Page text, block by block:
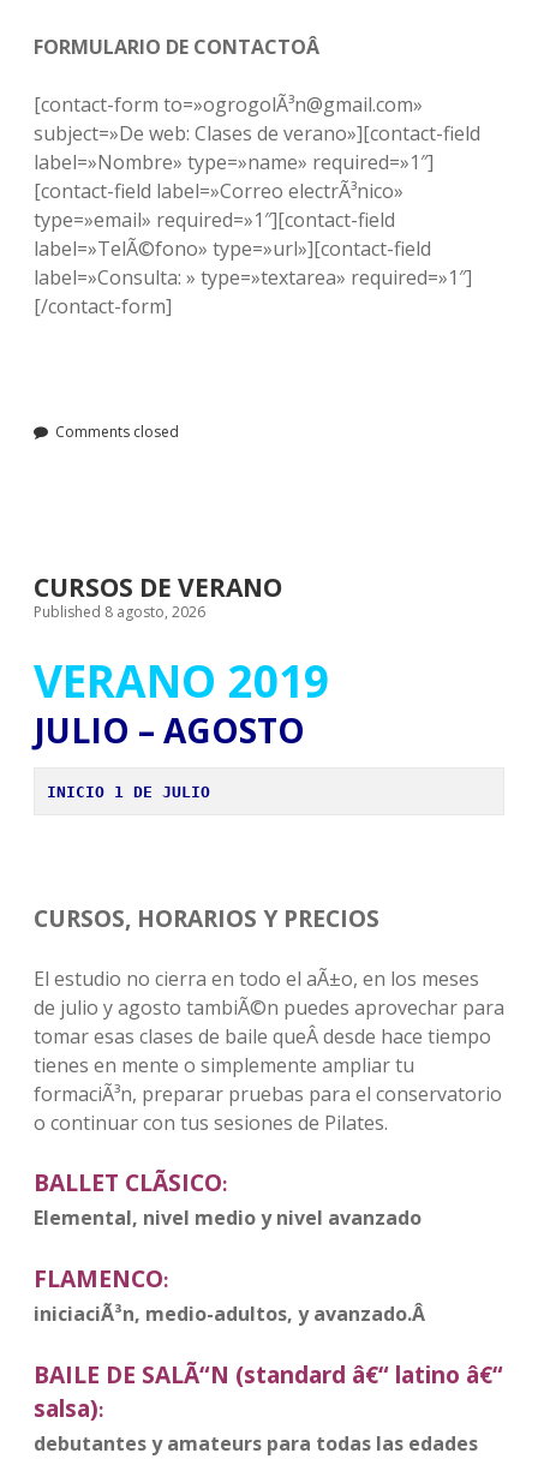
FORMULARIO DE CONTACTOÂ
[contact-form to=»ogrogolÃ³n@gmail.com»
subject=»De web: Clases de verano»][contact-field
label=»Nombre» type=»name» required=»1″]
[contact-field label=»Correo electrÃ³nico»
type=»email» required=»1″][contact-field
label=»TelÃ©fono» type=»url»][contact-field
label=»Consulta: » type=»textarea» required=»1″]
[/contact-form]
Comments closed
CURSOS DE VERANO
Published 8 agosto, 2026
VERANO 2019
JULIO – AGOSTO
INICIO 1 DE JULIO
CURSOS, HORARIOS Y PRECIOS
El estudio no cierra en todo el aÃ±o, en los meses
de julio y agosto tambiÃ©n puedes aprovechar para
tomar esas clases de baile queÂ desde hace tiempo
tienes en mente o simplemente ampliar tu
formaciÃ³n, preparar pruebas para el conservatorio
o continuar con tus sesiones de Pilates.
BALLET CLÃSICO:
Elemental, nivel medio y nivel avanzado
FLAMENCO:
iniciaciÃ³n, medio-adultos, y avanzado.Â
BAILE DE SALÃ“N (standard â€“ latino â€“
salsa):
debutantes y amateurs para todas las edades